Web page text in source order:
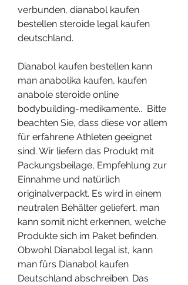
verbunden, dianabol kaufen
bestellen steroide legal kaufen
deutschland.
Dianabol kaufen bestellen kann
man anabolika kaufen, kaufen
anabole steroide online
bodybuilding-medikamente..  Bitte
beachten Sie, dass diese vor allem
für erfahrene Athleten geeignet
sind. Wir liefern das Produkt mit
Packungsbeilage, Empfehlung zur
Einnahme und natürlich
originalverpackt. Es wird in einem
neutralen Behälter geliefert, man
kann somit nicht erkennen, welche
Produkte sich im Paket befinden.
Obwohl Dianabol legal ist, kann
man fürs Dianabol kaufen
Deutschland abschreiben. Das